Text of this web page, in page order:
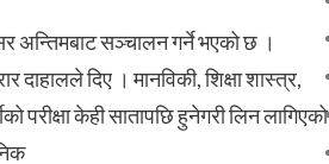
अन्तिमबाट सञ्चालन गर्ने भएको छ ।
दाहालले दिए । मानविकी, शिक्षा शास्त्र,
परीक्षा केही सातापछि हुनेगरी लिन लागिएको